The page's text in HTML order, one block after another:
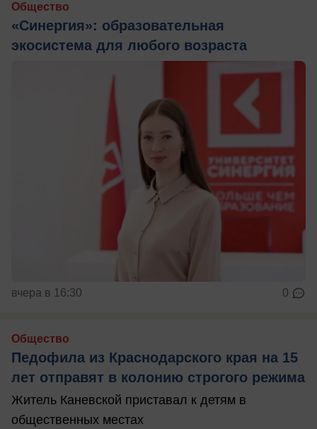
Общество
«Синергия»: образовательная
экосистема для любого возраста
вчера в 16:30 0
Общество
Педофила из Краснодарского края на 15
лет отправят в колонию строгого режима
Житель Каневской приставал к детям в
общественных местах